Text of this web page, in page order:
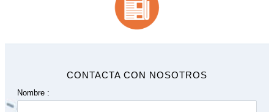
CONTACTA CON NOSOTROS
Nombre :